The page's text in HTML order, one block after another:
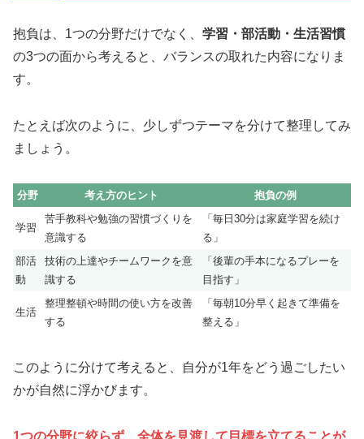
抱負は、1つの分野だけでなく、 学習・部活動・生活習慣
の3つの面から考えると、バランスの取れた内容になりま
す。
たとえば次のように、少しずつテーマを分けて整理してみ
ましょう。
分野 考え方のヒント 抱負の例
学習
苦手教科や勉強の習慣づくりを
意識する
「毎日30分は家庭学習を続け
る」
部活
動
技術の上達やチームワークを意
識する
「後輩の手本になるプレーを
目指す」
生活
整理整頓や時間の使い方を改善
する
「毎朝10分早く起きて準備を
整える」
このように分けて考えると、自分が1年をどう過ごしたい
かが自然に浮かびます。